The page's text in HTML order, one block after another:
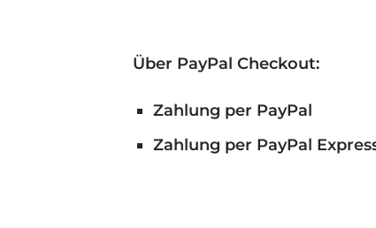
Über PayPal Checkout:
Zahlung per PayPal
Zahlung per PayPal